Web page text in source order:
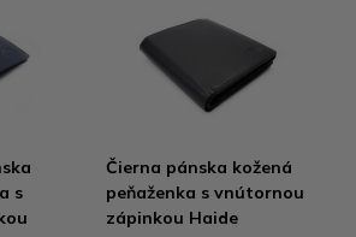
s
Čierna pánska kožená
peňaženka s vnútornou
zápinkou Haide